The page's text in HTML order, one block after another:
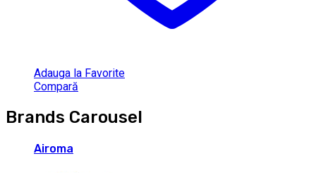
Adauga la Favorite
Compară
Brands Carousel
Airoma